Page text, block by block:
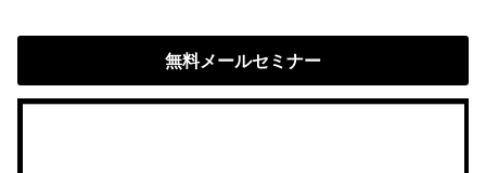
無料メールセミナー